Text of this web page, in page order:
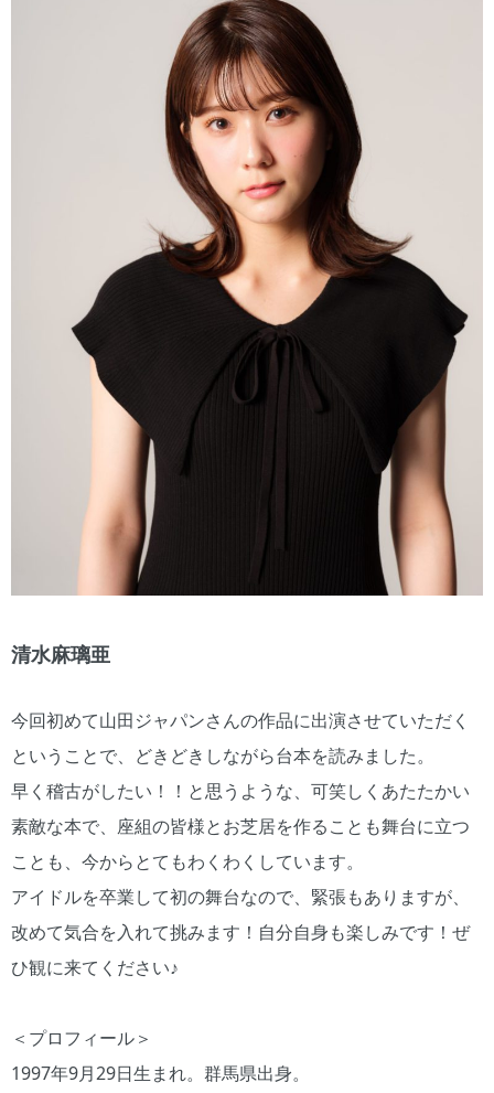
清水麻璃亜
今回初めて山田ジャパンさんの作品に出演させていただく
ということで、どきどきしながら台本を読みました。
早く稽古がしたい！！と思うような、可笑しくあたたかい
素敵な本で、座組の皆様とお芝居を作ることも舞台に立つ
ことも、今からとてもわくわくしています。
アイドルを卒業して初の舞台なので、緊張もありますが、
改めて気合を入れて挑みます！自分自身も楽しみです！ぜ
ひ観に来てください♪
＜プロフィール＞
1997年9月29日生まれ。群馬県出身。